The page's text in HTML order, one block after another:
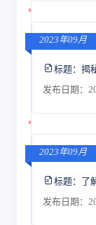
2023年09月
标题： 揭
发布日期：
2023年09月
标题： 了
发布日期：